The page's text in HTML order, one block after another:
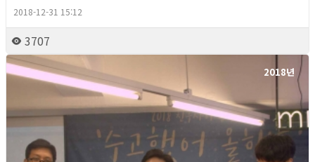
2018-12-31 15:12
3707
2018년